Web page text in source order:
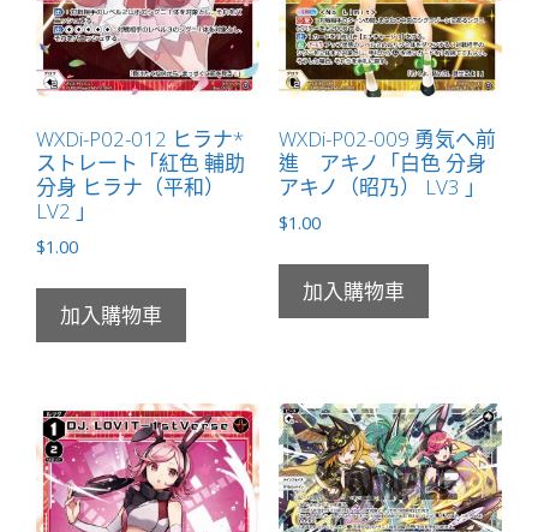
WXDi-P02-012 ヒラナ*
ストレート「紅色 輔助
分身 ヒラナ（平和）
LV2 」
$1.00
加入購物車
WXDi-P02-009 勇気へ前
進 アキノ「白色 分身
アキノ（昭乃） LV3 」
$1.00
加入購物車